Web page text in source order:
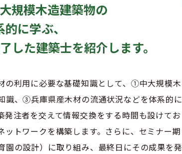
規模木造建築物の
に学ぶ、
した建築士を紹介します。
の利用に必要な基礎知識として、①中大規模木
、③兵庫県産木材の流通状況などを体系的に
注者を交えて情報交換をする時間も設けてお
トワークを構築します。さらに、セミナー期
の設計）に取り組み、最終日にその成果を発